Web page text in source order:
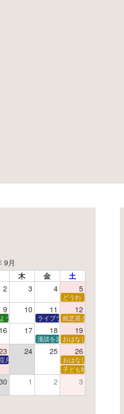
9月
木 金 土
2 3 4 5
どうわ
9 10 11 12
うえほん ライブラリーシアター
紙芝居と折り紙
16 17 18 19
漫談を楽しむ会 ～漫談DVD上
おはなし会
24 25 26
るクラシック
月間 特別映画会「調査屋マオさんの恋文」
おはなし会
子ども映画会
1 2 3